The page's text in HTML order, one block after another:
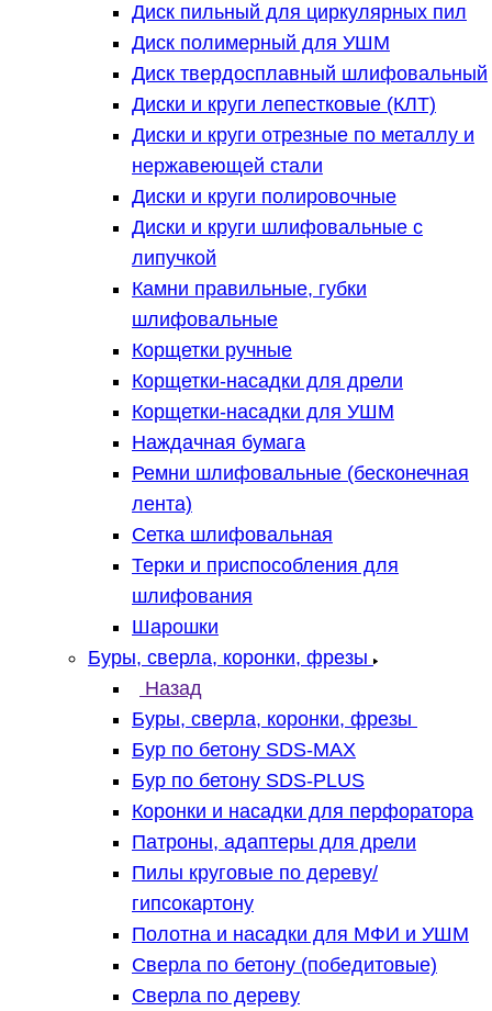
Диск пильный для циркулярных пил
Диск полимерный для УШМ
Диск твердосплавный шлифовальный
Диски и круги лепестковые (КЛТ)
Диски и круги отрезные по металлу и
нержавеющей стали
Диски и круги полировочные
Диски и круги шлифовальные с
липучкой
Камни правильные, губки
шлифовальные
Корщетки ручные
Корщетки-насадки для дрели
Корщетки-насадки для УШМ
Наждачная бумага
Ремни шлифовальные (бесконечная
лента)
Сетка шлифовальная
Терки и приспособления для
шлифования
Шарошки
Буры, сверла, коронки, фрезы
Назад
Буры, сверла, коронки, фрезы
Бур по бетону SDS-MAX
Бур по бетону SDS-PLUS
Коронки и насадки для перфоратора
Патроны, адаптеры для дрели
Пилы круговые по дереву/
гипсокартону
Полотна и насадки для МФИ и УШМ
Сверла по бетону (победитовые)
Сверла по дереву